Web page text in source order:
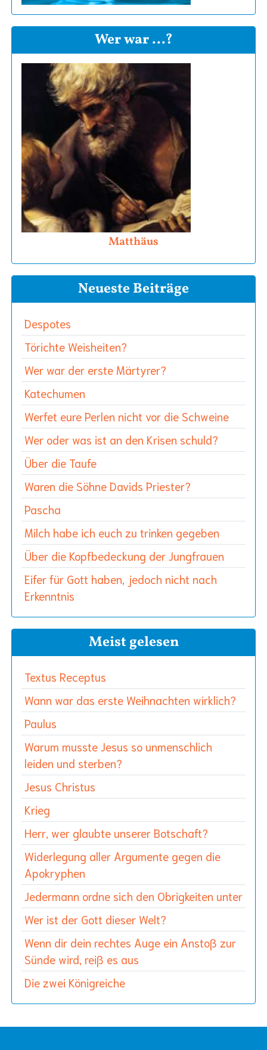
Wer war ...?
Matthäus
Neueste Beiträge
Despotes
Törichte Weisheiten?
Wer war der erste Märtyrer?
Katechumen
Werfet eure Perlen nicht vor die Schweine
Wer oder was ist an den Krisen schuld?
Über die Taufe
Waren die Söhne Davids Priester?
Pascha
Milch habe ich euch zu trinken gegeben
Über die Kopfbedeckung der Jungfrauen
Eifer für Gott haben, jedoch nicht nach
Erkenntnis
Meist gelesen
Textus Receptus
Wann war das erste Weihnachten wirklich?
Paulus
Warum musste Jesus so unmenschlich
leiden und sterben?
Jesus Christus
Krieg
Herr, wer glaubte unserer Botschaft?
Widerlegung aller Argumente gegen die
Apokryphen
Jedermann ordne sich den Obrigkeiten unter
Wer ist der Gott dieser Welt?
Wenn dir dein rechtes Auge ein Anstoß zur
Sünde wird, reiß es aus
Die zwei Königreiche